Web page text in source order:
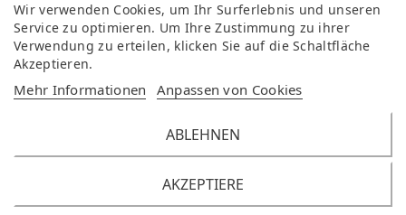
Wir verwenden Cookies, um Ihr Surferlebnis und unseren
Service zu optimieren. Um Ihre Zustimmung zu ihrer
Verwendung zu erteilen, klicken Sie auf die Schaltfläche
Akzeptieren.
Mehr Informationen Anpassen von Cookies
ABLEHNEN
AKZEPTIERE